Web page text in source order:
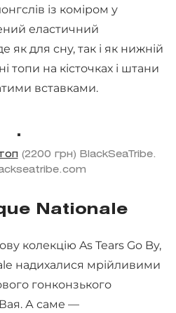
із коміром у
еластичний
як для сну, так і як нижній
топи на кісточках і штани
вставками.
(2200 грн) BlackSeaTribe.
Nationale
колекцію As Tears Go By,
надихалися мрійливими
гонконзького
А саме —